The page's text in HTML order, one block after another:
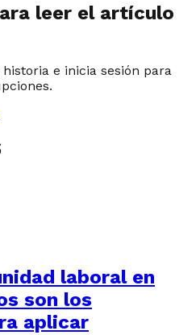
leer el artículo
e inicia sesión para
laboral en
son los
aplicar